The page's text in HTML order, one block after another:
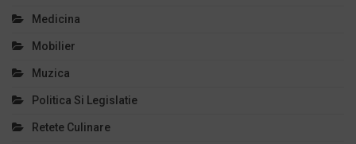
Medicina
Mobilier
Muzica
Politica Si Legislatie
Retete Culinare